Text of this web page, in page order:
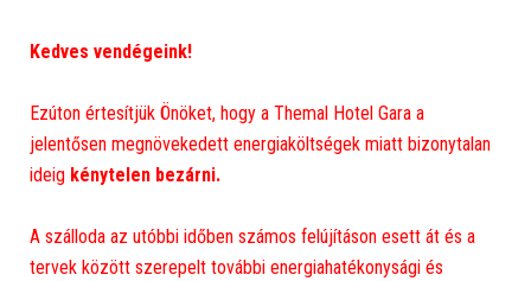
Kedves vendégeink!
Ezúton értesítjük Önöket, hogy a Themal Hotel Gara a
jelentősen megnövekedett energiaköltségek miatt bizonytalan
ideig kénytelen bezárni.
A szálloda az utóbbi időben számos felújításon esett át és a
tervek között szerepelt további energiahatékonysági és